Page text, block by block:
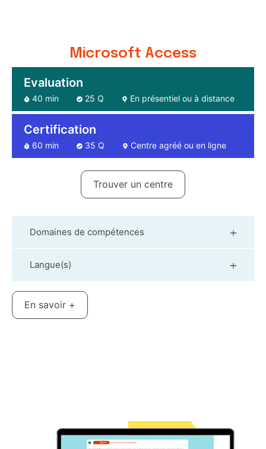
Microsoft Access
Evaluation
40 min 25 Q En présentiel ou à distance
Certification
60 min 35 Q Centre agréé ou en ligne
Trouver un centre
Domaines de compétences
Langue(s)
En savoir +